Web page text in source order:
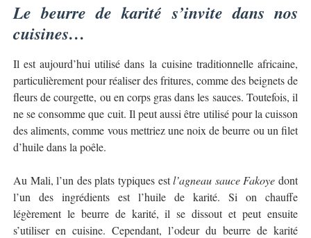
Le beurre de karité s’invite dans nos
cuisines…
Il est aujourd’hui utilisé dans la cuisine traditionnelle africaine,
particulièrement pour réaliser des fritures, comme des beignets de
fleurs de courgette, ou en corps gras dans les sauces. Toutefois, il
ne se consomme que cuit. Il peut aussi être utilisé pour la cuisson
des aliments, comme vous mettriez une noix de beurre ou un filet
d’huile dans la poêle.
Au Mali, l’un des plats typiques estl’agneau sauce Fakoyedont
l’un des ingrédients est l’huile de karité.Si on chauffe
légèrement le beurre de karité, il se dissout et peut ensuite
s’utiliser en cuisine. Cependant, l’odeur du beurre de karité